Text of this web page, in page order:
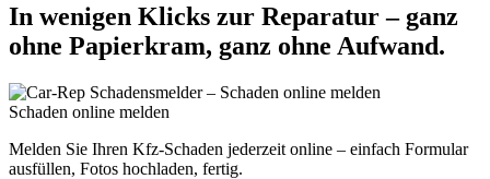
In wenigen Klicks zur Reparatur – ganz
ohne Papierkram, ganz ohne Aufwand.
Schaden online melden
Melden Sie Ihren Kfz-Schaden jederzeit online – einfach Formular
ausfüllen, Fotos hochladen, fertig.